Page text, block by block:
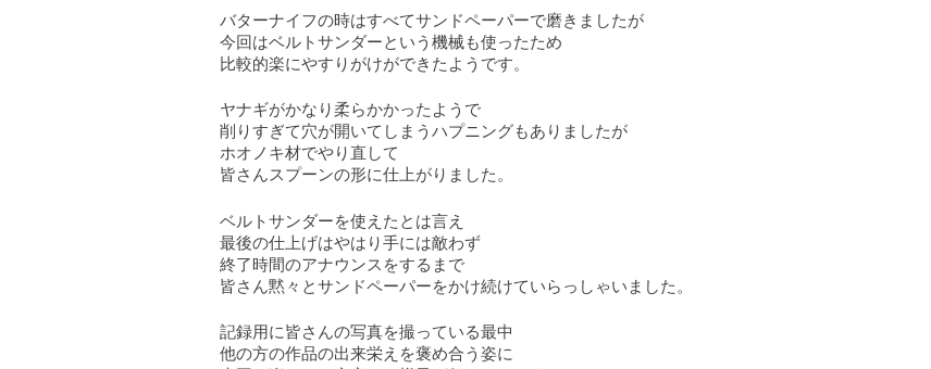
バターナイフの時はすべてサンドペーパーで磨きましたが
今回はベルトサンダーという機械も使ったため
比較的楽にやすりがけができたようです。
ヤナギがかなり柔らかかったようで
削りすぎて穴が開いてしまうハプニングもありましたが
ホオノキ材でやり直して
皆さんスプーンの形に仕上がりました。
ベルトサンダーを使えたとは言え
最後の仕上げはやはり手には敵わず
終了時間のアナウンスをするまで
皆さん黙々とサンドペーパーをかけ続けていらっしゃいました。
記録用に皆さんの写真を撮っている最中
他の方の作品の出来栄えを褒め合う姿に